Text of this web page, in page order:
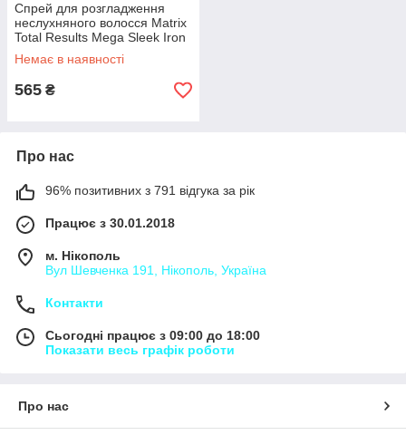
Спрей для розгладження
неслухняного волосся Matrix
Total Results Mega Sleek Iron
Smoother з термозахистом,
250 мл
Немає в наявності
565 ₴
Про нас
96% позитивних з 791 відгука за рік
Працює з 30.01.2018
м. Нікополь
Вул Шевченка 191, Нікополь, Україна
Контакти
Сьогодні працює з 09:00 до 18:00
Показати весь графік роботи
Про нас